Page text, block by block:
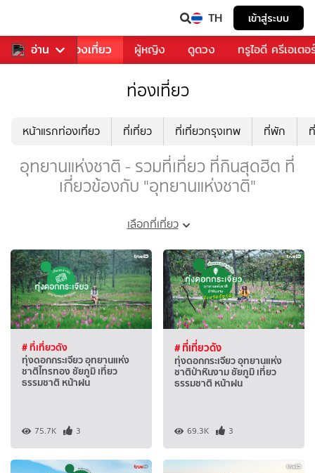
TH เข้าสู่ระบบ
อ่าน
อาหาร ท่องเที่ยว ผู้หญิง ดูดวง ทรูไอดี ครีเอเตอ
ท่องเที่ยว
หน้าแรกท่องเที่ยว ที่เที่ยว ที่เที่ยวกรุงเทพ ที่พัก
อุทยานแห่งชาติ - รวมที่เที่ยว ที่กินสุดฮิต ที่
เกี่ยวข้องกับ "อุทยานแห่งชาติ"
เลือกที่เที่ยว
# ที่เที่ยวดัง
ทุ่งดอกกระเจียว อุทยานแห่ง
ชาติไทรทอง ชัยภูมิ เที่ยว
ธรรมชาติ หน้าฝน
75.7K 3
# ที่เที่ยวดัง
ทุ่งดอกกระเจียว อุทยานแห่ง
ชาติป่าหินงาม ชัยภูมิ เที่ยว
ธรรมชาติ หน้าฝน
69.3K 3